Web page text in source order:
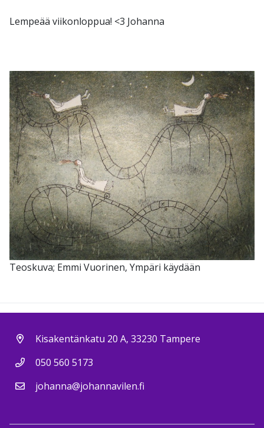
Lempeää viikonloppua! <3 Johanna
Teoskuva; Emmi Vuorinen, Ympäri käydään
Kisakentänkatu 20 A, 33230 Tampere
050 560 5173
johanna@johannavilen.fi